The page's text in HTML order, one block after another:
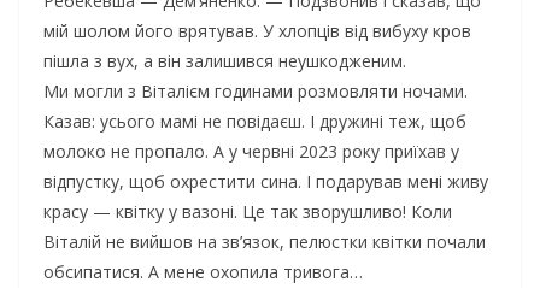
мій шолом його врятував. У хлопців від вибуху кров
пішла з вух, а він залишився неушкодженим.
Ми могли з Віталієм годинами розмовляти ночами.
Казав: усього мамі не повідаєш. І дружині теж, щоб
молоко не пропало. А у червні 2023 року приїхав у
відпустку, щоб охрестити сина. І подарував мені живу
красу — квітку у вазоні. Це так зворушливо! Коли
Віталій не вийшов на зв’язок, пелюстки квітки почали
обсипатися. А мене охопила тривога…